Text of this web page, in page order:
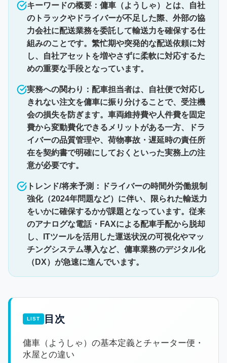
キーワードの概要：傭車（ようしゃ）とは、自社
のトラックやドライバーが不足した際、外部の協
力会社に配送業務を委託して輸送力を確保する仕
組みのことです。繁忙期や突発的な配送依頼に対
し、自社アセットを増やさずに柔軟に対応するた
めの重要な手段となっています。
実務への関わり：配車担当者は、自社便で対応し
きれない注文を傭車に振り分けることで、受注機
会の損失を防ぎます。車両維持費や人件費を固定
費から変動費化できるメリットがある一方、ドラ
イバーの品質管理や、荷物事故・遅延時の責任所
在を契約書で明確にしておくといった実務上の注
意が必要です。
トレンド/将来予測：ドライバーの時間外労働規制
強化（2024年問題など）に伴い、限られた輸送力
をいかに確保するかが課題となっています。従来
のアナログな電話・FAXによる配車手配から脱却
し、ITツールを活用した運送状況の可視化やマッ
チングシステム導入など、傭車業務のデジタル化
（DX）が急速に進んでいます。
目次
傭車（ようしゃ）の基本定義とチャーター便・
水屋との違い